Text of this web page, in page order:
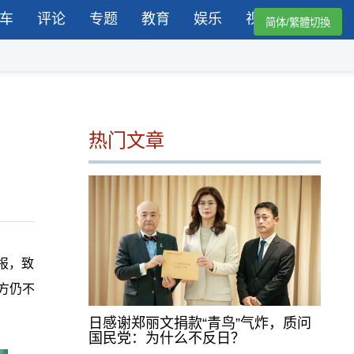
评论 专题 教育 娱乐 视频简体/繁體切換
，致
仍不
热门文章
日感谢郑丽文捐款“青鸟”气炸，质问
国民党：为什么不反日？